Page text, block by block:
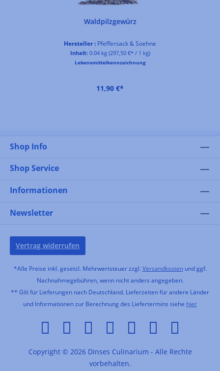
Waldpilzgewürz
Hersteller : Pfeffersack & Soehne
Inhalt: 0.04 kg (297,50 €* / 1 kg)
Lebensmittelkennzeichnung
11,90 €*
Shop Info
Shop Service
Informationen
Newsletter
Vertrag widerrufen
*Alle Preise inkl. gesetzl. Mehrwertsteuer zzgl. Versandkostenund ggf.
Nachnahmegebühren, wenn nicht anders angegeben.
** Gilt für Lieferungen nach Deutschland. Lieferzeiten für andere Länder
und Informationen zur Berechnung des Liefertermins siehe hier
Copyright © 2026 Dinses Culinarium - Alle Rechte
vorbehalten.